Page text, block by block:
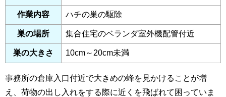
作業内容 ハチの巣の駆除
巣の場所 集合住宅のベランダ室外機配管付近
巣の大きさ 10cm～20cm未満
事務所の倉庫入口付近で大きめの蜂を見かけることが増
え、荷物の出し入れをする際に近くを飛ばれて困っていま